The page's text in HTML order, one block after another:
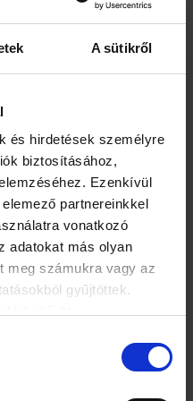
A sütikről
és hirdetések személyre
biztosításához,
Ezenkívül
partnereinkkel
vonatkozó
adatokat más olyan
meg számukra vagy az
gyűjtöttek.
is magas hőfokú,
negatív információ
épp ez a lényege,
telefonon – nagy
–,
hozzátartozójukat)
kimeríthetetlen –
áldozata
mindegy, hiszen
hogy azonnal pénz kell,
szedjenek össze mindent,